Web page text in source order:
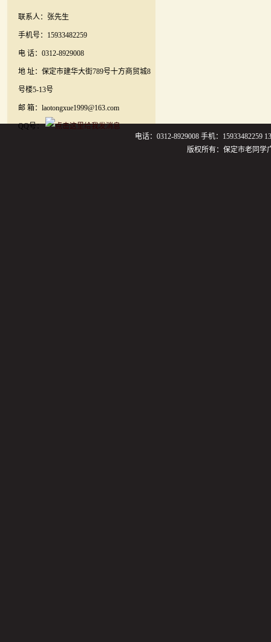
联系人：张先生
手机号：15933482259
电 话：0312-8929008
地 址：保定市建华大街789号十方商贸城8
号楼5-13号
邮 箱：laotongxue1999@163.com
QQ号：
电话：0312-8929008 手机：15933482259
版权所有：保定市老同学